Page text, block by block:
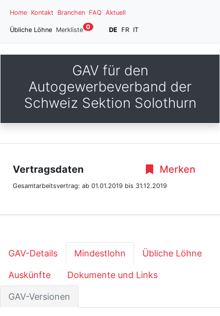
Home Kontakt Branchen FAQ Aktuell
Übliche Löhne Merkliste 0 DE FR IT
GAV für den
Autogewerbeverband der
Schweiz Sektion Solothurn
Merken
Vertragsdaten
Gesamtarbeitsvertrag: ab 01.01.2019 bis 31.12.2019
GAV-Details Mindestlohn Übliche Löhne
Auskünfte Dokumente und Links
GAV-Versionen